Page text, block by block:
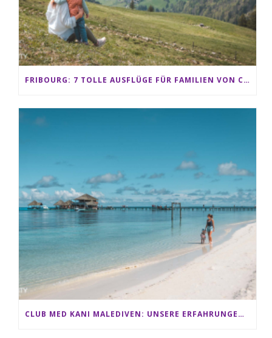
FRIBOURG: 7 TOLLE AUSFLÜGE FÜR FAMILIEN VON CHARMEY BIS LES PACCOTS
CLUB MED KANI MALEDIVEN: UNSERE ERFAHRUNGEN IM ALL-INCLUSIVE PARADIES